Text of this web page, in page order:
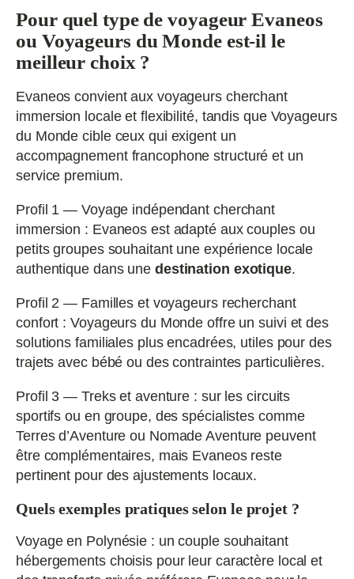
Pour quel type de voyageur Evaneos
ou Voyageurs du Monde est-il le
meilleur choix ?
Evaneos convient aux voyageurs cherchant
immersion locale et flexibilité, tandis que Voyageurs
du Monde cible ceux qui exigent un
accompagnement francophone structuré et un
service premium.
Profil 1 — Voyage indépendant cherchant
immersion : Evaneos est adapté aux couples ou
petits groupes souhaitant une expérience locale
authentique dans une destination exotique.
Profil 2 — Familles et voyageurs recherchant
confort : Voyageurs du Monde offre un suivi et des
solutions familiales plus encadrées, utiles pour des
trajets avec bébé ou des contraintes particulières.
Profil 3 — Treks et aventure : sur les circuits
sportifs ou en groupe, des spécialistes comme
Terres d’Aventure ou Nomade Aventure peuvent
être complémentaires, mais Evaneos reste
pertinent pour des ajustements locaux.
Quels exemples pratiques selon le projet ?
Voyage en Polynésie : un couple souhaitant
hébergements choisis pour leur caractère local et